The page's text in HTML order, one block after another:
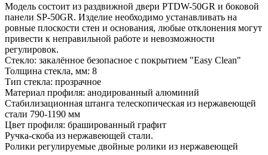
Модель состоит из раздвижной двери PTDW-50GR и боковой
панели SP-50GR. Изделие необходимо устанавливать на
ровные плоскости стен и основания, любые отклонения могут
привести к неправильной работе и невозможности
регулировок.
Стекло: закалённое безопасное с покрытием "Easy Clean"
Толщина стекла, мм: 8
Тип стекла: прозрачное
Материал профиля: анодированный алюминий
Стабилизационная штанга телескопическая из нержавеющей
стали 790-1190 мм
Цвет профиля: брашированный графит
Ручка-скоба из нержавеющей стали.
Ролики регулируемые двойные ролики из нержавеющей